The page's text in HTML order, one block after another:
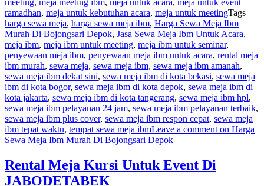
meeting, meja meeting ibm, meja untuk acara, meja untuk event
ramadhan, meja untuk kebutuhan acara, meja untuk meetingTags
harga sewa meja, harga sewa meja ibm, Harga Sewa Meja Ibm
Murah Di Bojongsari Depok, Jasa Sewa Meja Ibm Untuk Acara,
meja ibm, meja ibm untuk meeting, meja ibm untuk seminar,
penyewaan meja ibm, penyewaan meja ibm untuk acara, rental meja
ibm murah, sewa meja, sewa meja ibm, sewa meja ibm amanah,
sewa meja ibm dekat sini, sewa meja ibm di kota bekasi, sewa meja
ibm di kota bogor, sewa meja ibm di kota depok, sewa meja ibm di
kota jakarta, sewa meja ibm di kota tangerang, sewa meja ibm hpl,
sewa meja ibm pelayanan 24 jam, sewa meja ibm pelayanan terbaik,
sewa meja ibm plus cover, sewa meja ibm respon cepat, sewa meja
ibm tepat waktu, tempat sewa meja ibmLeave a comment on Harga
Sewa Meja Ibm Murah Di Bojongsari Depok
Rental Meja Kursi Untuk Event Di
JABODETABEK